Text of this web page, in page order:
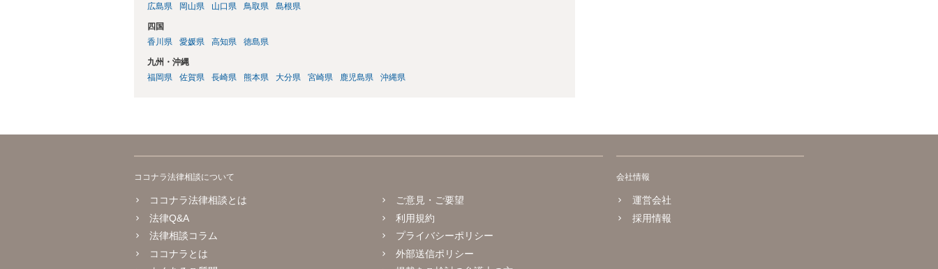
広島県
岡山県 山口県 鳥取県 島根県
四国
香川県
愛媛県 高知県 徳島県
九州・沖縄
福岡県
佐賀県 長崎県 熊本県 大分県 宮崎県 鹿児島県 沖縄県
ココナラ法律相談について
ココナラ法律相談とは
法律Q&A
法律相談コラム
ココナラとは
ご意見・ご要望
利用規約
プライバシーポリシー
外部送信ポリシー
会社情報
運営会社
採用情報